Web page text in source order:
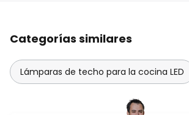
Categorías similares
Lámparas de techo para la cocina LED